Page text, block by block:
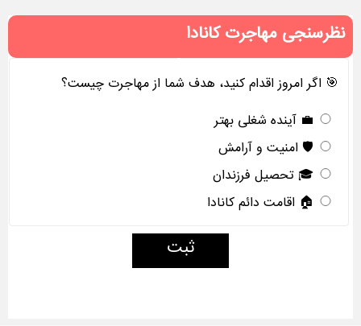
نظرسنجی مهاجرت کانادا
🎯 اگر امروز اقدام کنید، هدف شما از مهاجرت چیست؟
💼 آینده شغلی بهتر
🛡️ امنیت و آرامش
🎓 تحصیل فرزندان
🏠 اقامت دائم کانادا
ثبت